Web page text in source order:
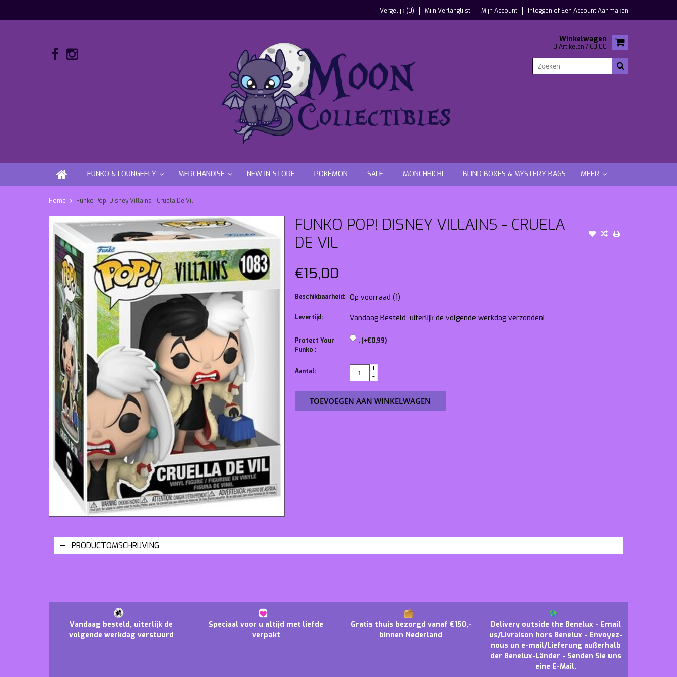
Vergelijk (0) Mijn Verlanglijst Mijn Account Inloggen ofEen Account Aanmaken
Winkelwagen
0 Artikelen / €0,00
- FUNKO & LOUNGEFLY - MERCHANDISE - NEW IN STORE - POKÉMON - SALE - MONCHHICHI - BLIND BOXES & MYSTERY BAGS MEER
Home Funko Pop! Disney Villains - Cruela De Vil
FUNKO POP! DISNEY VILLAINS - CRUELA
DE VIL
€15,00
Beschikbaarheid: Op voorraad (1)
Levertijd: Vandaag Besteld, uiterlijk de volgende werkdag verzonden!
Protect Your
Funko :
. (+€0,99)
Aantal:
+
-
TOEVOEGEN AAN WINKELWAGEN
PRODUCTOMSCHRIJVING
Vandaag besteld, uiterlijk de
volgende werkdag verstuurd
Speciaal voor u altijd met liefde
verpakt
Gratis thuis bezorgd vanaf €150,-
binnen Nederland
Delivery outside the Benelux - Email
us/Livraison hors Benelux - Envoyez-
nous un e-mail/Lieferung außerhalb
der Benelux-Länder - Senden Sie uns
eine E-Mail.